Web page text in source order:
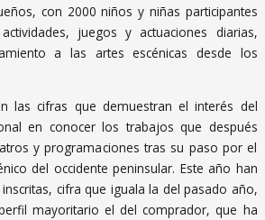
con 2000 niños y niñas participantes
juegos y actuaciones diarias,
a las artes escénicas desde los
las cifras que demuestran el interés del
en conocer los trabajos que después
y programaciones tras su paso por el
del occidente peninsular. Este año han
cifra que iguala la del pasado año,
mayoritario el del comprador, que ha